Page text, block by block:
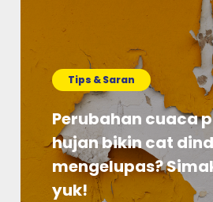
Tips & Saran
Perubahan cuaca
hujan bikin cat
mengelupas?
yuk!